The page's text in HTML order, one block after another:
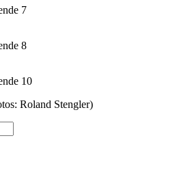
7
8
10
Roland Stengler)